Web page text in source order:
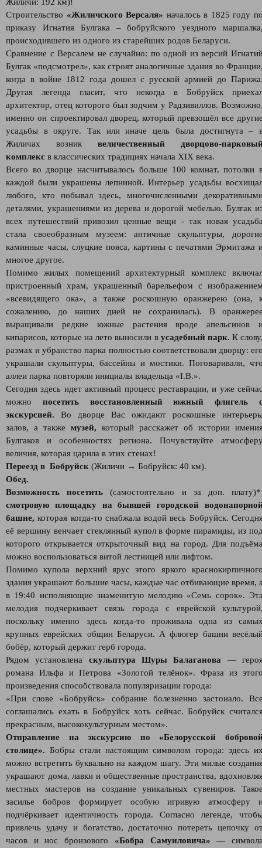
Строительство «Жиличского Версаля» началось в 1825 году
приказу Игнатия Булгака – бобруйского уездного
происходившего из одного из старейших родов Беларуси.
Сравнение с Версалем не случайно: по одной из версий
Булгак «подсмотрел», как строят аналогичные здания во
когда в войне 1812 года дошел с русской армией до
Другая легенда гласит, что некогда в Бобруйск
архитектор, отец которого был зодчим у Радзивиллов.
именно он спроектировал дворец, который превзошёл все
усадьбы в округе. Так или иначе цель была достигнута –
Жиличах возник величественный дворцово-
комплекс в классических традициях начала XIX века.
Всего во дворце насчитывалось больше 100 комнат, потолки
каждой были украшены лепниной. Интерьер усадьбы
любого, кто побывал здесь, многочисленными
деталями, украшениями из дерева и дорогой мебелью. Булгак
всех путешествий привозил ценные вещи - так новая
стала своеобразным музеем: античные скульптуры,
каминные часы, слуцкие пояса, картины с печатями Эрмитажа
многое другое.
Помимо жилых помещений архитектурный комплекс
пристроенный храм, украшенный барельефом с
«всевидящего ока», а также роскошную оранжерею (она,
сожалению, до наших дней не сохранилась). В
выращивали редкие южные растения вроде апельсинов
кипарисов, которые на лето выносили в усадебный парк. К
размах и убранство парка полностью соответствовали дворцу:
украшали скульптуры, бассейны и мостики. Поговаривали,
аллеи парка повторяли инициалы владельца «I.B.».
Сегодня здесь идет активный процесс реставрации, и уже
можно посетить восстановленный южный флигель
экскурсией. Во дворце Вас ожидают роскошные
залов, а также музей, который расскажет об истории
Булгаков и особенностях региона. Почувствуйте
величия, которая царила в этих стенах!
Переезд в Бобруйск (Жиличи → Бобруйск: 40 км).
Обед.
Возможность посетить (самостоятельно и за доп.
смотровую площадку на бывшей городской
башне, которая когда-то снабжала водой весь Бобруйск.
её вершину венчает стеклянный купол в форме пирамиды, из
которого открывается открыточный вид на город. Для
можно воспользоваться витой лестницей или лифтом.
Помимо купола верхний ярус этого яркого
здания украшают большие часы, каждые час отбивающие время,
в 19:40 исполняющие знаменитую мелодию «Семь сорок».
мелодия подчеркивает связь города с еврейской
поскольку именно здесь когда-то проживала одна из
крупных еврейских общин Беларуси. А флюгер башни
бобёр, который держит герб города.
Рядом установлена скульптура Шуры Балаганова —
романа Ильфа и Петрова «Золотой телёнок». Фраза из
произведения способствовала популяризации города:
«При слове «Бобруйск» собрание болезненно застонало.
соглашались ехать в Бобруйск хоть сейчас. Бобруйск
прекрасным, высококультурным местом».
Отправление на экскурсию по «Белорусской
столице». Бобры стали настоящим символом города: здесь
можно встретить буквально на каждом шагу. Эти милые
украшают дома, лавки и общественные пространства,
местных мастеров на создание уникальных сувениров.
засилье бобров формирует особую игривую атмосферу
подчёркивает идентичность города. Согласно легенде,
привлечь удачу и богатство, достаточно потереть цепочку
часов и нос бронзового «Бобра Самуиловича» —